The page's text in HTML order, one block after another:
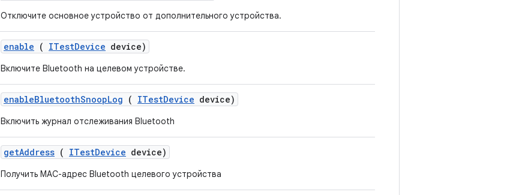
Отключите основное устройство от дополнительного устройства.
enable ( ITestDevice device)
Включите Bluetooth на целевом устройстве.
enableBluetoothSnoopLog ( ITestDevice device)
Включить журнал отслеживания Bluetooth
getAddress ( ITestDevice device)
Получить MAC-адрес Bluetooth целевого устройства